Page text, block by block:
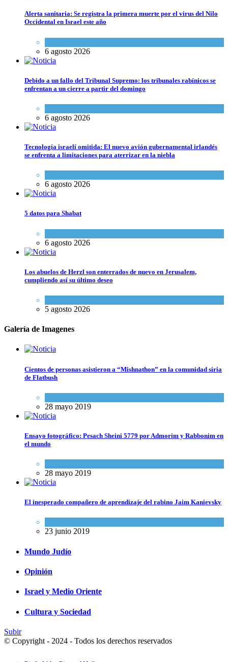
Alerta sanitaria: Se registra la primera muerte por el virus del Nilo
Occidental en Israel este año
6 agosto 2026
Debido a un fallo del Tribunal Supremo: los tribunales rabínicos se
enfrentan a un cierre a partir del domingo
6 agosto 2026
Tecnología israelí omitida: El nuevo avión gubernamental irlandés
se enfrenta a limitaciones para aterrizar en la niebla
6 agosto 2026
5 datos para Shabat
6 agosto 2026
Los abuelos de Herzl son enterrados de nuevo en Jerusalem,
cumpliendo así su último deseo
5 agosto 2026
Galería de Imagenes
Cientos de personas asistieron a “Mishnathon” en la comunidad siria
de Flatbush
28 mayo 2019
Ensayo fotográfico: Pesach Sheini 5779 por Admorim y Rabbonim en
el mundo
28 mayo 2019
El inesperado compañero de aprendizaje del rabino Jaim Kanievsky
23 junio 2019
Mundo Judío
Opinión
Israel y Medio Oriente
Cultura y Sociedad
Subir
© Copyright - 2024 - Todos los derechos reservados